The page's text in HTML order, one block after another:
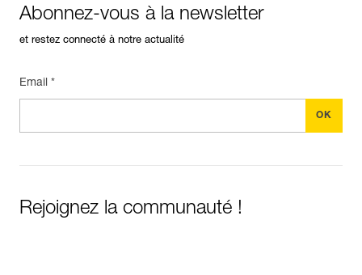
Abonnez-vous à la newsletter
et restez connecté à notre actualité
Email *
Rejoignez la communauté !